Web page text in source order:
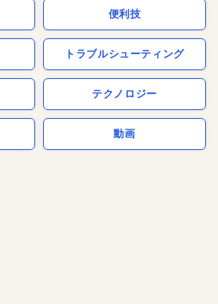
便利技
トラブルシューティング
テクノロジー
動画